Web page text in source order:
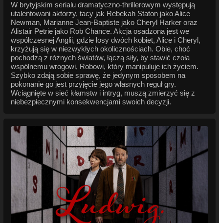
W brytyjskim serialu dramatyczno-thrillerowym występują
utalentowani aktorzy, tacy jak Rebekah Staton jako Alice
Newman, Marianne Jean-Baptiste jako Cheryl Harker oraz
Alistair Petrie jako Rob Chance. Akcja osadzona jest we
współczesnej Anglii, gdzie losy dwóch kobiet, Alice i Cheryl,
krzyżują się w niezwykłych okolicznościach. Obie, choć
pochodzą z różnych światów, łączą siły, by stawić czoła
wspólnemu wrogowi, Robowi, który manipuluje ich życiem.
Szybko zdają sobie sprawę, że jedynym sposobem na
pokonanie go jest przyjęcie jego własnych reguł gry.
Wciągnięte w sieć kłamstw i intryg, muszą zmierzyć się z
niebezpiecznymi konsekwencjami swoich decyzji.